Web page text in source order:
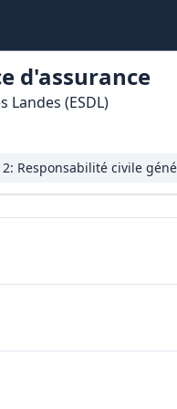
d'assurance
Landes (ESDL)
2: Responsabilité civile